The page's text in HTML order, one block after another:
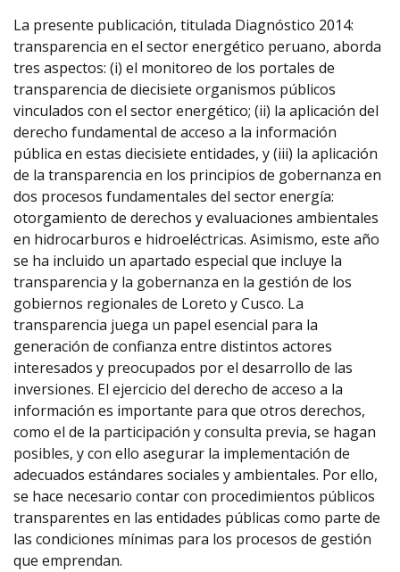
La presente publicación, titulada Diagnóstico 2014:
transparencia en el sector energético peruano, aborda
tres aspectos: (i) el monitoreo de los portales de
transparencia de diecisiete organismos públicos
vinculados con el sector energético; (ii) la aplicación del
derecho fundamental de acceso a la información
pública en estas diecisiete entidades, y (iii) la aplicación
de la transparencia en los principios de gobernanza en
dos procesos fundamentales del sector energía:
otorgamiento de derechos y evaluaciones ambientales
en hidrocarburos e hidroeléctricas. Asimismo, este año
se ha incluido un apartado especial que incluye la
transparencia y la gobernanza en la gestión de los
gobiernos regionales de Loreto y Cusco. La
transparencia juega un papel esencial para la
generación de confianza entre distintos actores
interesados y preocupados por el desarrollo de las
inversiones. El ejercicio del derecho de acceso a la
información es importante para que otros derechos,
como el de la participación y consulta previa, se hagan
posibles, y con ello asegurar la implementación de
adecuados estándares sociales y ambientales. Por ello,
se hace necesario contar con procedimientos públicos
transparentes en las entidades públicas como parte de
las condiciones mínimas para los procesos de gestión
que emprendan.